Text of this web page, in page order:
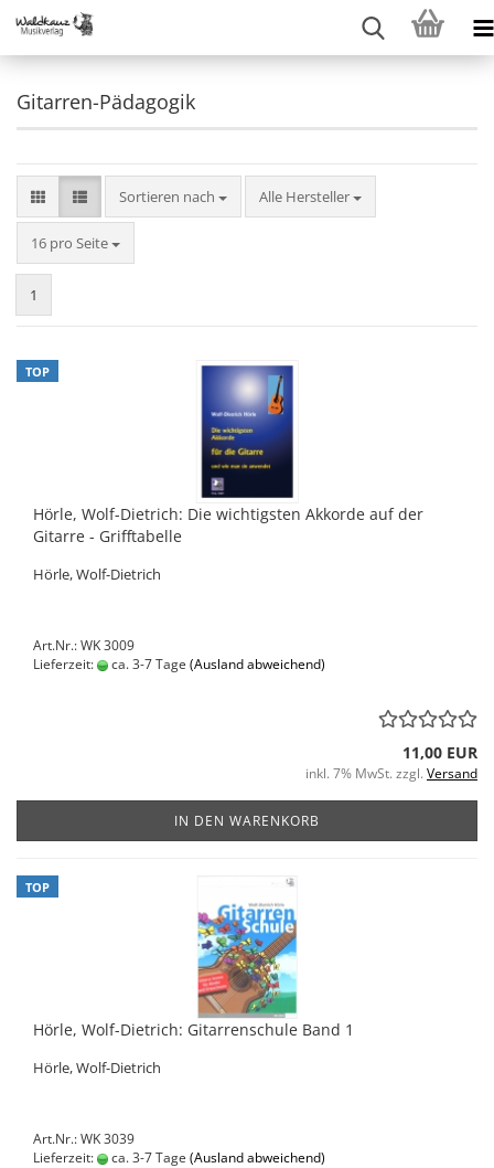
Gitarren-Pädagogik
Sortieren nach
Sortieren nach Alle Hersteller
16 pro Seite
pro Seite
1
TOP
Hörle, Wolf-Dietrich: Die wichtigsten Akkorde auf der
Gitarre - Grifftabelle
Hörle, Wolf-Dietrich
Art.Nr.: WK 3009
Lieferzeit:
ca. 3-7 Tage (Ausland abweichend)
11,00 EUR
inkl. 7% MwSt. zzgl. Versand
IN DEN WARENKORB
TOP
Hörle, Wolf-Dietrich: Gitarrenschule Band 1
Hörle, Wolf-Dietrich
Art.Nr.: WK 3039
Lieferzeit:
ca. 3-7 Tage (Ausland abweichend)